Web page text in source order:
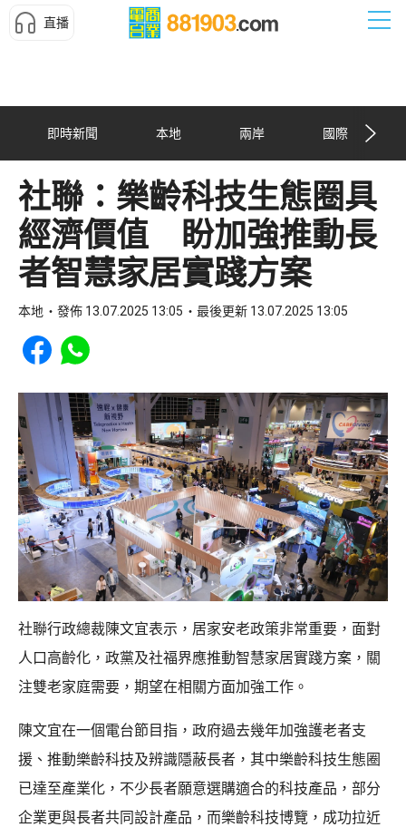
直播
即時新聞 本地 兩岸 國際
社聯：樂齡科技生態圈具
經濟價值 盼加強推動長
者智慧家居實踐方案
本地 發佈 13.07.2025 13:05 最後更新 13.07.2025 13:05
Share to Facebook
Share to WhatsApp
社聯行政總裁陳文宜表示，居家安老政策非常重要，面對
人口高齡化，政黨及社福界應推動智慧家居實踐方案，關
注雙老家庭需要，期望在相關方面加強工作。
陳文宜在一個電台節目指，政府過去幾年加強護老者支
援、推動樂齡科技及辨識隱蔽長者，其中樂齡科技生態圈
已達至產業化，不少長者願意選購適合的科技產品，部分
企業更與長者共同設計產品，而樂齡科技博覽，成功拉近